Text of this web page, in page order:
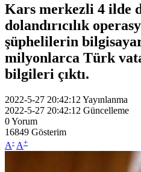
Kars merkezli 4 ilde
dolandırıcılık
şüphelilerin
milyonlarca Türk
bilgileri çıktı.
2022-5-27 20:42:12 Yayınlanma
2022-5-27 20:42:12 Güncelleme
0Yorum
16849 Gösterim
A- A+